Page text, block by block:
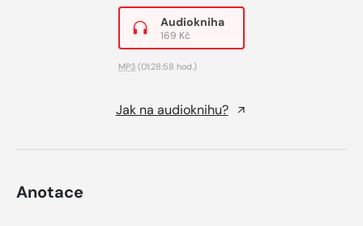
Audiokniha
169 Kč
MP3 (01:28:58 hod.)
Jak na audioknihu?
Anotace